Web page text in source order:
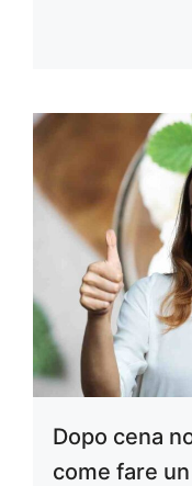
Dopo cena
come fare